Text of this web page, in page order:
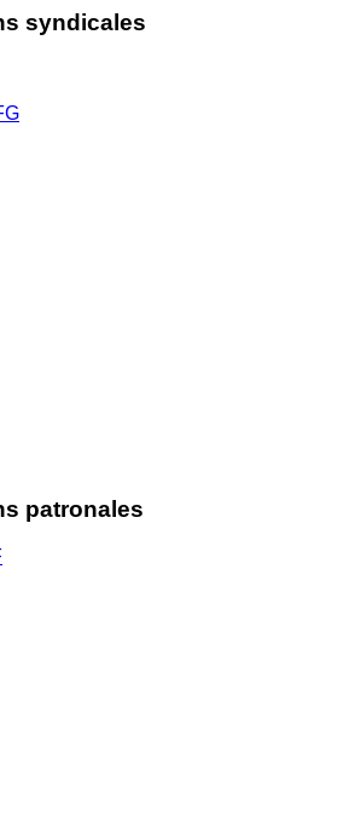
syndicales
patronales